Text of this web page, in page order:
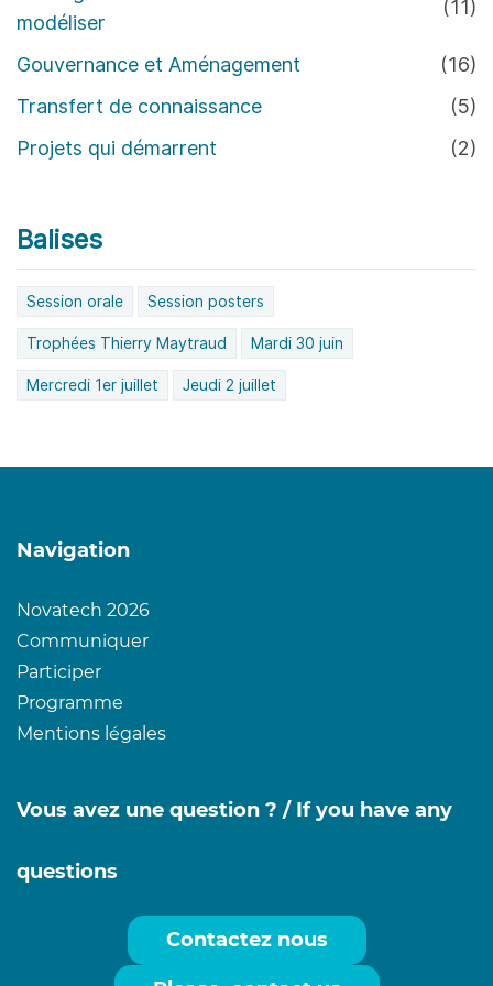
modéliser
(11)
Gouvernance et Aménagement
(16)
Transfert de connaissance
(5)
Projets qui démarrent
(2)
Balises
Session orale Session posters
Trophées Thierry Maytraud Mardi 30 juin
Mercredi 1er juillet Jeudi 2 juillet
Navigation
Novatech 2026
Communiquer
Participer
Programme
Mentions légales
Vous avez une question ? / If you have any
questions
Contactez nous